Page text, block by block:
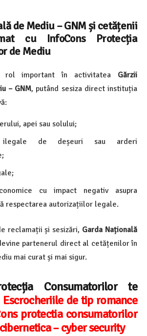
de Mediu – GNM și cetățenii
cu InfoCons Protecția
de Mediu
rol important în activitatea Gărzii
– GNM, putând sesiza direct instituția
apei sau solului;
ilegale de deșeuri sau arderi
cu impact negativ asupra
respectarea autorizațiilor legale.
reclamații și sesizări, Garda Națională
partenerul direct al cetățenilor în
mai curat și mai sigur.
Consumatorilor te
Escrocheriile de tip romance
protectia consumatorilor
– cyber security